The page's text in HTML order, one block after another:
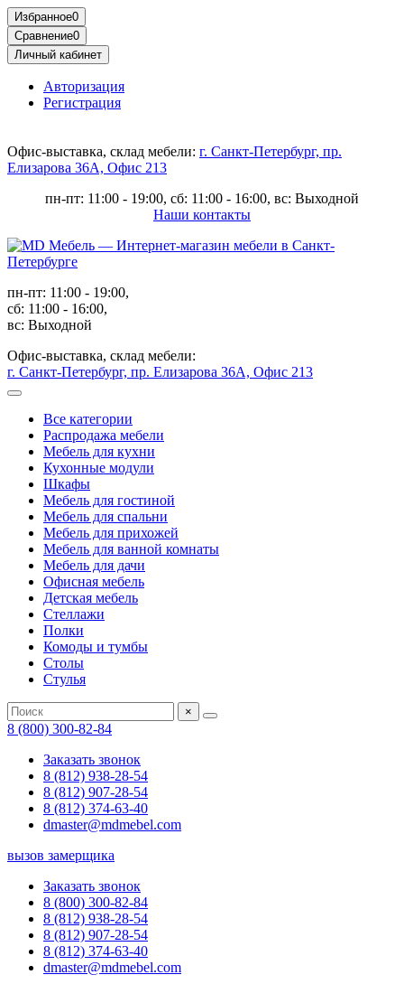
Избранное0
Сравнение0
Личный кабинет
Авторизация
Регистрация
Офис-выставка, склад мебели: г. Санкт-Петербург, пр.
Елизарова 36А, Офис 213
пн-пт: 11:00 - 19:00, сб: 11:00 - 16:00, вс: Выходной
Наши контакты
пн-пт: 11:00 - 19:00,
сб: 11:00 - 16:00,
вс: Выходной
Офис-выставка, склад мебели:
г. Санкт-Петербург, пр. Елизарова 36А, Офис 213
Все категории
Распродажа мебели
Мебель для кухни
Кухонные модули
Шкафы
Мебель для гостиной
Мебель для спальни
Мебель для прихожей
Мебель для ванной комнаты
Мебель для дачи
Офисная мебель
Детская мебель
Стеллажи
Полки
Комоды и тумбы
Столы
Стулья
×
8 (800) 300-82-84
Заказать звонок
8 (812) 938-28-54
8 (812) 907-28-54
8 (812) 374-63-40
dmaster@mdmebel.com
вызов замерщика
Заказать звонок
8 (800) 300-82-84
8 (812) 938-28-54
8 (812) 907-28-54
8 (812) 374-63-40
dmaster@mdmebel.com